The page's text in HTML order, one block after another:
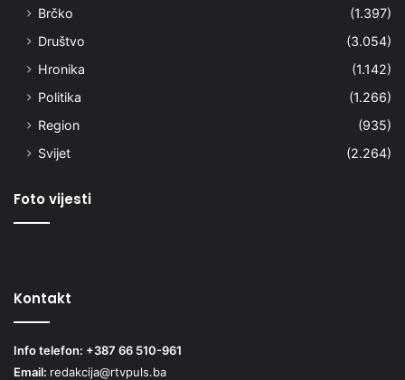
Brčko
(1.397)
Društvo
(3.054)
Hronika
(1.142)
Politika
(1.266)
Region
(935)
Svijet
(2.264)
Foto vijesti
Kontakt
Info telefon: +387 66 510-961
Email: redakcija@rtvpuls.ba